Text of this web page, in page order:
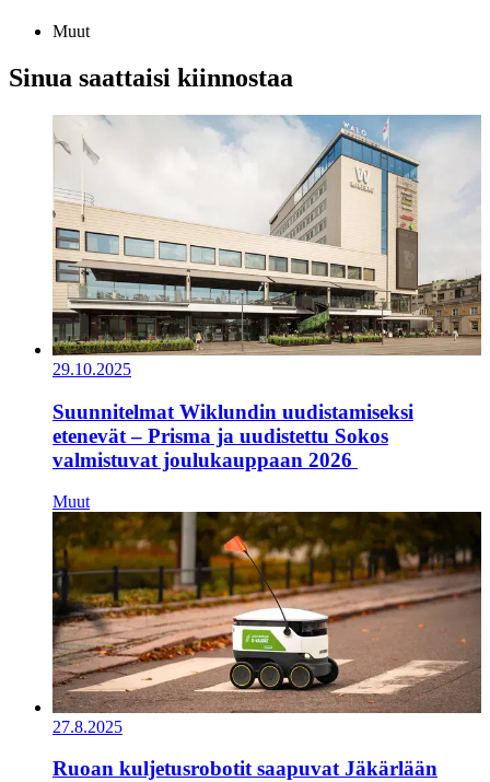
Muut
Sinua saattaisi kiinnostaa
29.10.2025
Suunnitelmat Wiklundin uudistamiseksi
etenevät – Prisma ja uudistettu Sokos
valmistuvat joulukauppaan 2026
Muut
27.8.2025
Ruoan kuljetusrobotit saapuvat Jäkärlään